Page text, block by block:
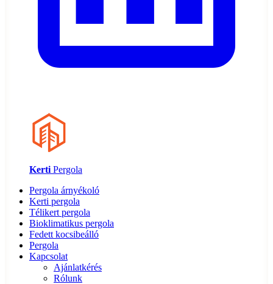
Kerti Pergola
Pergola árnyékoló
Kerti pergola
Télikert pergola
Bioklimatikus pergola
Fedett kocsibeálló
Pergola
Kapcsolat
Ajánlatkérés
Rólunk